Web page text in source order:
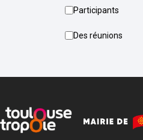
Participants
Des réunions